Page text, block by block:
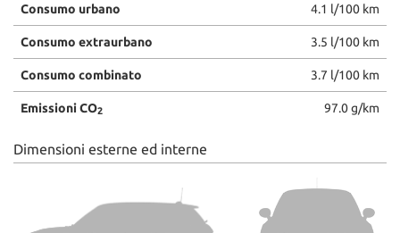
Consumo urbano 4.1 l/100 km
Consumo extraurbano 3.5 l/100 km
Consumo combinato 3.7 l/100 km
Emissioni CO2 97.0 g/km
Dimensioni esterne ed interne